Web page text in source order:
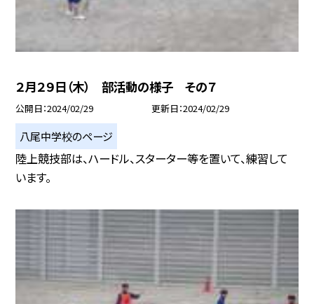
２月２９日（木） 部活動の様子 その７
公開日 2024/02/29 更新日 2024/02/29
八尾中学校のページ
陸上競技部は、ハードル、スターター等を置いて、練習して
います。